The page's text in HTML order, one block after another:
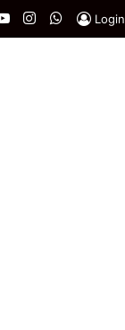
YouTubeInstagram
WhatsApp
Login